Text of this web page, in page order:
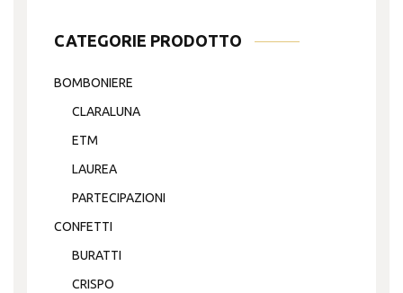
CATEGORIE PRODOTTO
BOMBONIERE
CLARALUNA
ETM
LAUREA
PARTECIPAZIONI
CONFETTI
BURATTI
CRISPO